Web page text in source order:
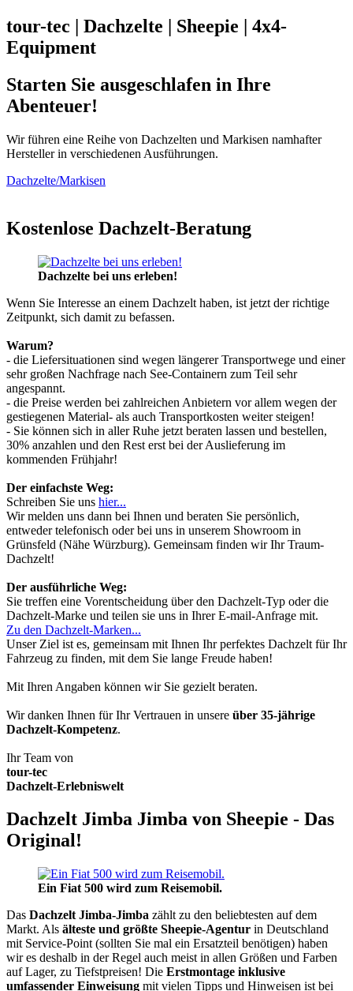
tour-tec | Dachzelte | Sheepie | 4x4-
Equipment
Starten Sie ausgeschlafen in Ihre
Abenteuer!
Wir führen eine Reihe von Dachzelten und Markisen namhafter
Hersteller in verschiedenen Ausführungen.
Dachzelte/Markisen
Kostenlose Dachzelt-Beratung
Dachzelte bei uns erleben!
Wenn Sie Interesse an einem Dachzelt haben, ist jetzt der richtige
Zeitpunkt, sich damit zu befassen.
Warum?
- die Liefersituationen sind wegen längerer Transportwege und einer
sehr großen Nachfrage nach See-Containern zum Teil sehr
angespannt.
- die Preise werden bei zahlreichen Anbietern vor allem wegen der
gestiegenen Material- als auch Transportkosten weiter steigen!
- Sie können sich in aller Ruhe jetzt beraten lassen und bestellen,
30% anzahlen und den Rest erst bei der Auslieferung im
kommenden Frühjahr!
Der einfachste Weg:
Schreiben Sie uns hier...
Wir melden uns dann bei Ihnen und beraten Sie persönlich,
entweder telefonisch oder bei uns in unserem Showroom in
Grünsfeld (Nähe Würzburg). Gemeinsam finden wir Ihr Traum-
Dachzelt!
Der ausführliche Weg:
Sie treffen eine Vorentscheidung über den Dachzelt-Typ oder die
Dachzelt-Marke und teilen sie uns in Ihrer E-mail-Anfrage mit.
Zu den Dachzelt-Marken...
Unser Ziel ist es, gemeinsam mit Ihnen Ihr perfektes Dachzelt für Ihr
Fahrzeug zu finden, mit dem Sie lange Freude haben!
Mit Ihren Angaben können wir Sie gezielt beraten.
Wir danken Ihnen für Ihr Vertrauen in unsere über 35-jährige
Dachzelt-Kompetenz.
Ihr Team von
tour-tec
Dachzelt-Erlebniswelt
Dachzelt Jimba Jimba von Sheepie - Das
Original!
Ein Fiat 500 wird zum Reisemobil.
Das Dachzelt Jimba-Jimba zählt zu den beliebtesten auf dem
Markt. Als älteste und größte Sheepie-Agentur in Deutschland
mit Service-Point (sollten Sie mal ein Ersatzteil benötigen) haben
wir es deshalb in der Regel auch meist in allen Größen und Farben
auf Lager, zu Tiefstpreisen! Die Erstmontage inklusive
umfassender Einweisung mit vielen Tipps und Hinweisen ist bei